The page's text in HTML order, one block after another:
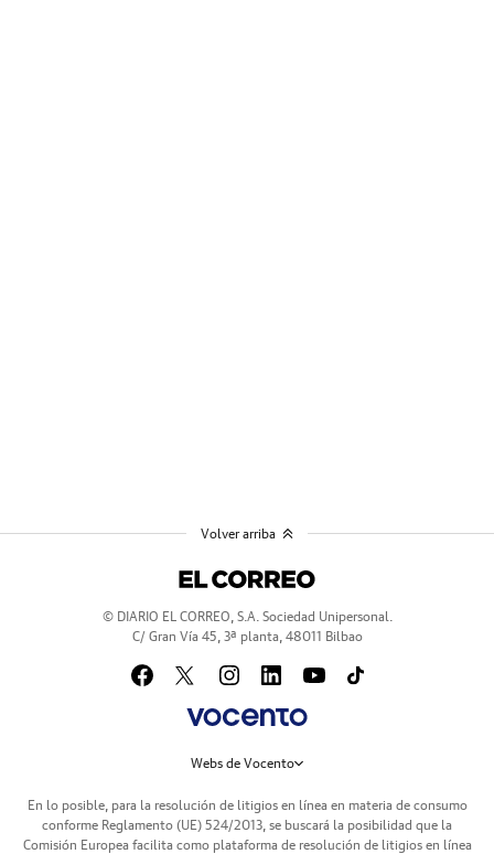
© DIARIO EL CORREO, S.A. Sociedad Unipersonal.
C/ Gran Vía 45, 3ª planta, 48011 Bilbao
Webs de Vocento
En lo posible, para la resolución de litigios en línea en materia de consumo
conforme Reglamento (UE) 524/2013, se buscará la posibilidad que la
Comisión Europea facilita como plataforma de resolución de litigios en línea
Volver arriba